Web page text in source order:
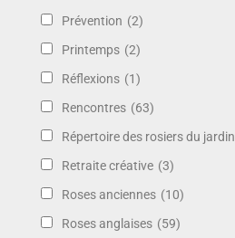
Prévention (2)
Printemps (2)
Réflexions (1)
Rencontres (63)
Répertoire des rosiers du jardin
Retraite créative (3)
Roses anciennes (10)
Roses anglaises (59)